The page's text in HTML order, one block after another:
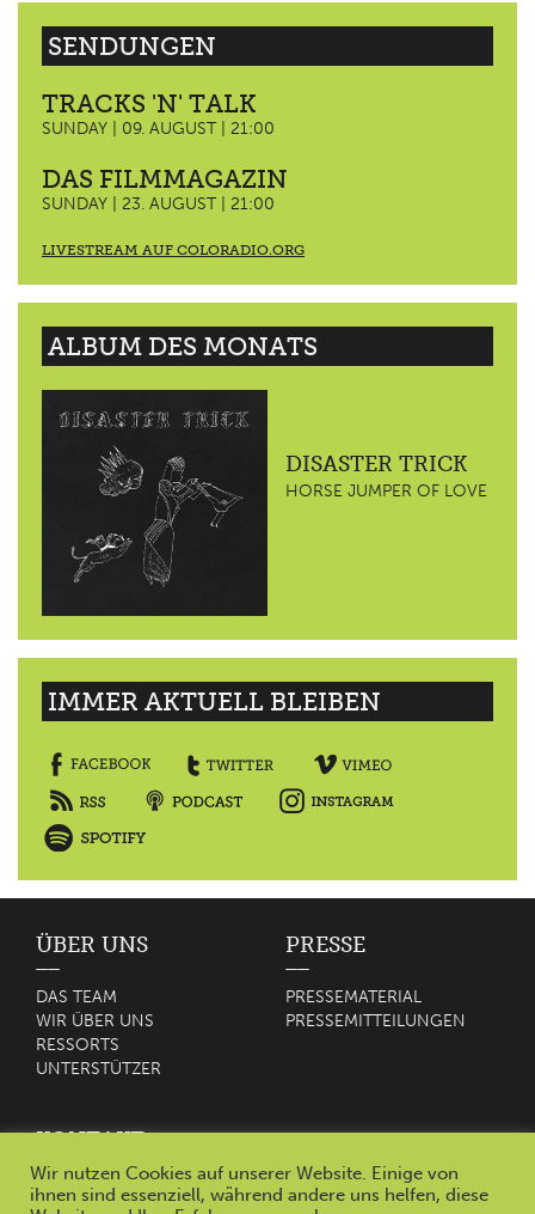
SENDUNGEN
TRACKS 'N' TALK
SUNDAY | 09. AUGUST | 21:00
DAS FILMMAGAZIN
SUNDAY | 23. AUGUST | 21:00
LIVESTREAM AUF COLORADIO.ORG
ALBUM DES MONATS
DISASTER TRICK
HORSE JUMPER OF LOVE
IMMER AKTUELL BLEIBEN
ÜBER UNS
DAS TEAM
WIR ÜBER UNS
RESSORTS
UNTERSTÜTZER
PRESSE
PRESSEMATERIAL
PRESSEMITTEILUNGEN
KONTAKT
KONTAKT
Wir nutzen Cookies auf unserer Website. Einige von
ihnen sind essenziell, während andere uns helfen, diese